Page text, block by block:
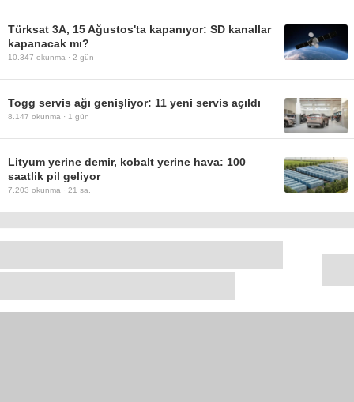
Türksat 3A, 15 Ağustos'ta kapanıyor: SD kanallar
kapanacak mı?
10.347 okunma · 2 gün
Togg servis ağı genişliyor: 11 yeni servis açıldı
8.147 okunma · 1 gün
Lityum yerine demir, kobalt yerine hava: 100
saatlik pil geliyor
7.203 okunma · 21 sa.